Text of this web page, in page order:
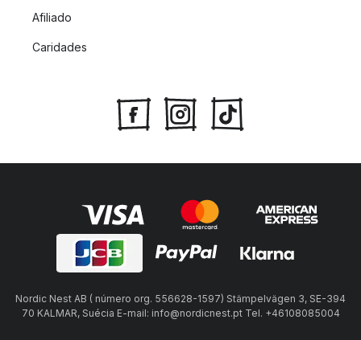
Afiliado
Caridades
Nordic Nest AB ( número org. 556628-1597) Stämpelvägen 3, SE-394
70 KALMAR, Suécia E-mail: info@nordicnest.pt Tel. +46108085004